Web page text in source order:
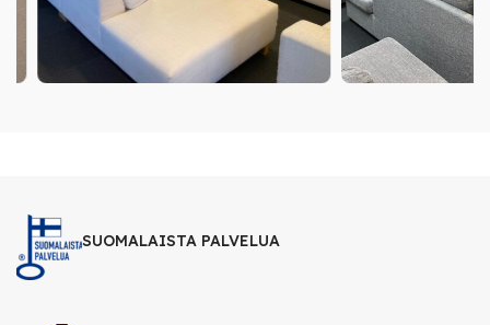
SUOMALAISTA PALVELUA